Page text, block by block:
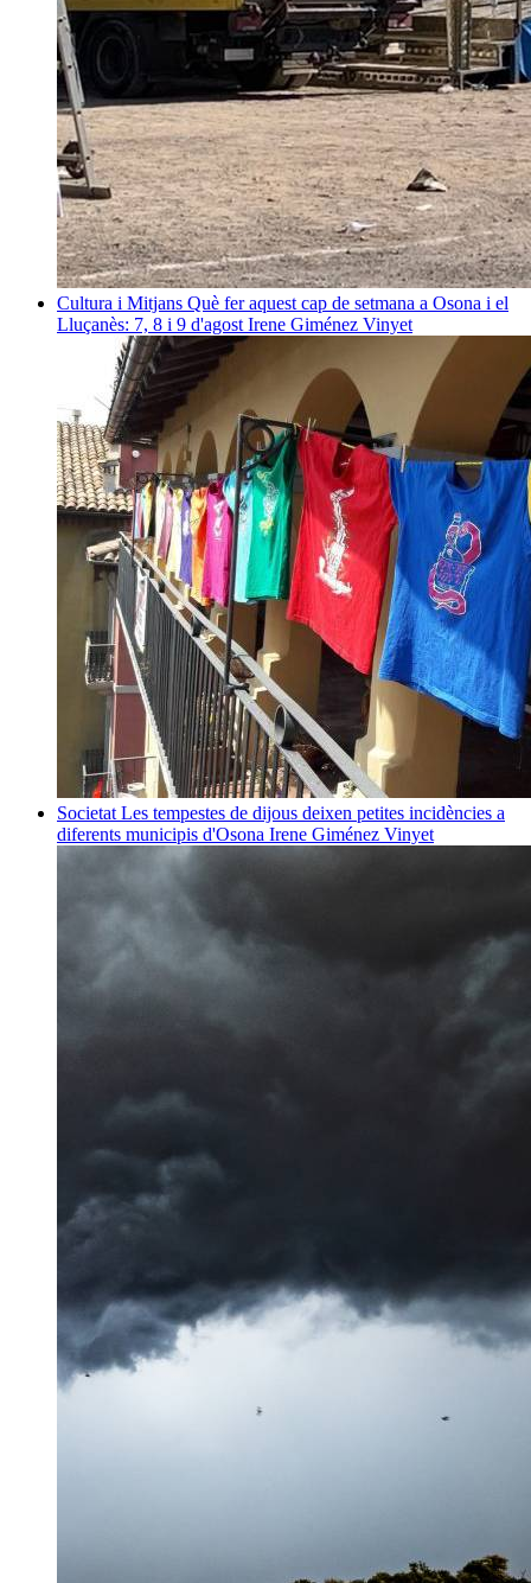
Cultura i Mitjans Què fer aquest cap de setmana a Osona i el
Lluçanès: 7, 8 i 9 d'agost Irene Giménez Vinyet
Societat Les tempestes de dijous deixen petites incidències a
diferents municipis d'Osona Irene Giménez Vinyet